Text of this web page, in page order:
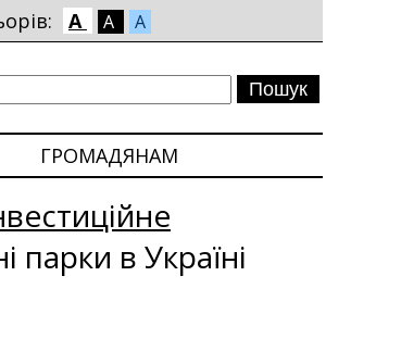
A A A
ГРОМАДЯНАМ
парки в Україні